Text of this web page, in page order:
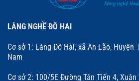
LÀNG NGHỀ ĐÔ HAI
Cơ sở 1: Làng Đô Hai, xã An Lão, Huyện
Nam
Cơ sở 2: 100/5E Đường Tân Tiến 4,